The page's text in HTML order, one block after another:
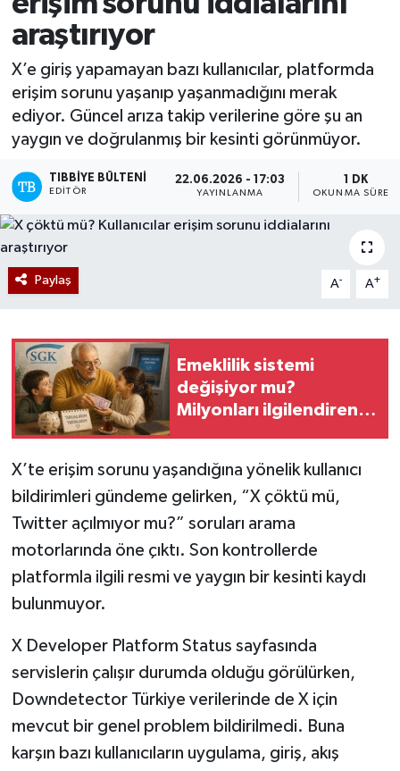
araştırıyor
X’e giriş yapamayan bazı kullanıcılar, platformda
erişim sorunu yaşanıp yaşanmadığını merak
ediyor. Güncel arıza takip verilerine göre şu an
yaygın ve doğrulanmış bir kesinti görünmüyor.
TIBBIYE BÜLTENI
EDITÖR
22.06.2026 - 17:03
YAYINLANMA
1 DK
OKUNMA SÜRESI
Paylaş A- A+
Emeklilik sistemi
değişiyor mu?
Milyonları ilgilendiren
X’te erişim sorunu yaşandığına yönelik kullanıcı
bildirimleri gündeme gelirken, “X çöktü mü,
Twitter açılmıyor mu?” soruları arama
motorlarında öne çıktı. Son kontrollerde
platformla ilgili resmi ve yaygın bir kesinti kaydı
bulunmuyor.
X Developer Platform Status sayfasında
servislerin çalışır durumda olduğu görülürken,
Downdetector Türkiye verilerinde de X için
mevcut bir genel problem bildirilmedi. Buna
karşın bazı kullanıcıların uygulama, giriş, akış
Mevzuat